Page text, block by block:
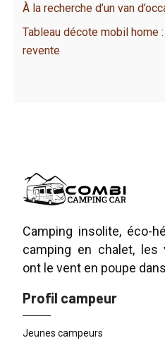
À la recherche d’un van
Tableau décote mobil home
revente
Camping insolite, éco-
camping en chalet, les
ont le vent en poupe
Profil campeur
Jeunes campeurs